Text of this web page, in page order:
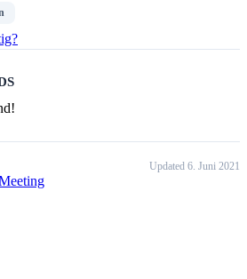
Updated 6. Juni 2021